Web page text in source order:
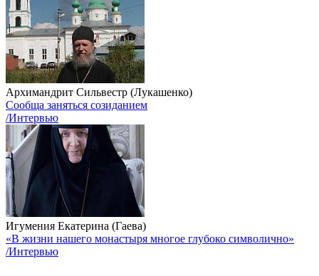
Архимандрит Сильвестр (Лукашенко)
Сообща заняться созиданием
/Интервью
Игумения Екатерина (Гаева)
«В жизни нашего монастыря многое глубоко символично»
/Интервью